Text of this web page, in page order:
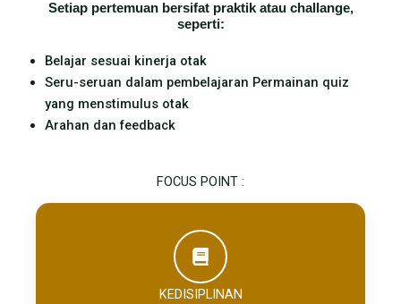
Setiap pertemuan bersifat praktik atau challange,
seperti:
Belajar sesuai kinerja otak
Seru-seruan dalam pembelajaran Permainan quiz
yang menstimulus otak
Arahan dan feedback
FOCUS POINT :
KEDISIPLINAN